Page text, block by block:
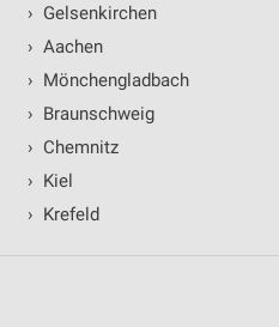
› Gelsenkirchen
› Aachen
› Mönchengladbach
› Braunschweig
› Chemnitz
› Kiel
› Krefeld